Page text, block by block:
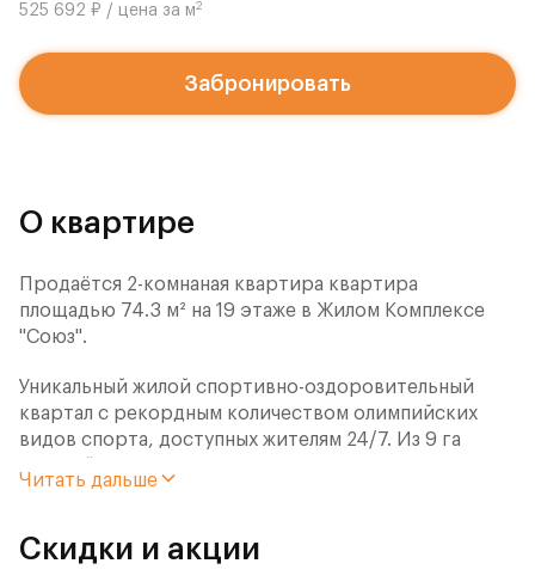
525 692 ₽ / цена за м2
Забронировать
О квартире
Продаётся 2-комнаная квартира квартира
площадью 74.3 м² на 19 этаже в Жилом Комплексе
"Союз".
Уникальный жилой спортивно-оздоровительный
квартал с рекордным количеством олимпийских
видов спорта, доступных жителям 24/7. Из 9 га
инфраструктуру. В открытом доступе у жителей
здоровья:
Читать дальше
Скидки и акции